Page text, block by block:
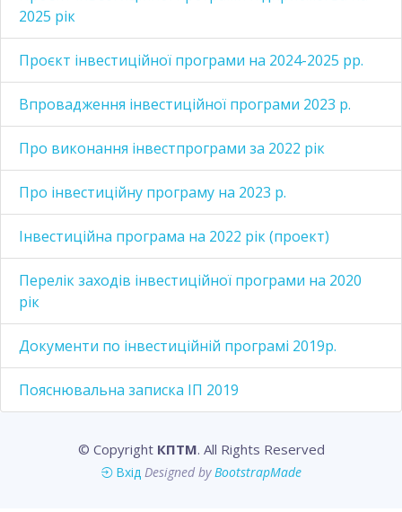
2025 рік
Проєкт інвестиційної програми на 2024-2025 рр.
Впровадження інвестиційної програми 2023 р.
Про виконання інвестпрограми за 2022 рік
Про інвестиційну програму на 2023 р.
Інвестиційна програма на 2022 рік (проект)
Перелік заходів інвестиційної програми на 2020
рік
Документи по інвестиційній програмі 2019р.
Пояснювальна записка ІП 2019
© Copyright КПТМ. All Rights Reserved
Вхід Designed byBootstrapMade